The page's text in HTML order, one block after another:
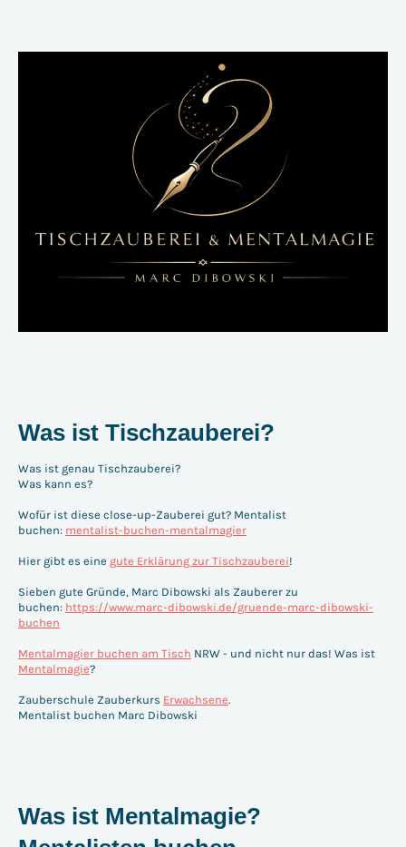
Was ist Tischzauberei?
Was ist genau Tischzauberei?
Was kann es?
Wofür ist diese close-up-Zauberei gut? Mentalist
buchen: mentalist-buchen-mentalmagier
Hier gibt es eine gute Erklärung zur Tischzauberei!
Sieben gute Gründe, Marc Dibowski als Zauberer zu
buchen: https://www.marc-dibowski.de/gruende-marc-dibowski-
buchen
Mentalmagier buchen am Tisch NRW - und nicht nur das! Was ist
Mentalmagie?
Zauberschule Zauberkurs Erwachsene.
Mentalist buchen Marc Dibowski
Was ist Mentalmagie?